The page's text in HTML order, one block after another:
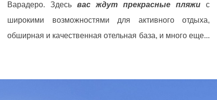
Варадеро. Здесь вас ждут прекрасные пляжи с
широкими возможностями для активного отдыха,
обширная и качественная отельная база, и много еще...